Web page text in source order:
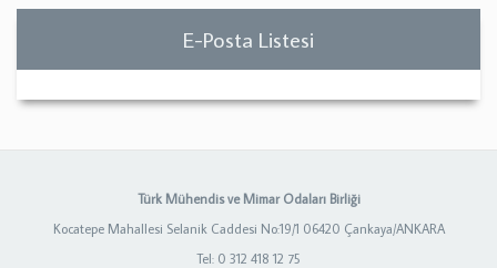
E-Posta Listesi
Türk Mühendis ve Mimar Odaları Birliği
Kocatepe Mahallesi Selanik Caddesi No:19/1 06420 Çankaya/ANKARA
Tel: 0 312 418 12 75